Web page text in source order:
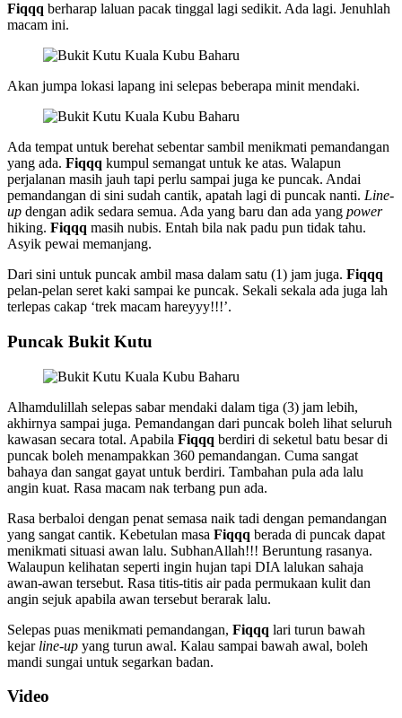
Fiqqq berharap laluan pacak tinggal lagi sedikit. Ada lagi. Jenuhlah
macam ini.
Akan jumpa lokasi lapang ini selepas beberapa minit mendaki.
Ada tempat untuk berehat sebentar sambil menikmati pemandangan
yang ada. Fiqqq kumpul semangat untuk ke atas. Walapun
perjalanan masih jauh tapi perlu sampai juga ke puncak. Andai
pemandangan di sini sudah cantik, apatah lagi di puncak nanti. Line-
up dengan adik sedara semua. Ada yang baru dan ada yang power
hiking. Fiqqq masih nubis. Entah bila nak padu pun tidak tahu.
Asyik pewai memanjang.
Dari sini untuk puncak ambil masa dalam satu (1) jam juga. Fiqqq
pelan-pelan seret kaki sampai ke puncak. Sekali sekala ada juga lah
terlepas cakap ‘trek macam hareyyy!!!’.
Puncak Bukit Kutu
Alhamdulillah selepas sabar mendaki dalam tiga (3) jam lebih,
akhirnya sampai juga. Pemandangan dari puncak boleh lihat seluruh
kawasan secara total. Apabila Fiqqq berdiri di seketul batu besar di
puncak boleh menampakkan 360 pemandangan. Cuma sangat
bahaya dan sangat gayat untuk berdiri. Tambahan pula ada lalu
angin kuat. Rasa macam nak terbang pun ada.
Rasa berbaloi dengan penat semasa naik tadi dengan pemandangan
yang sangat cantik. Kebetulan masa Fiqqq berada di puncak dapat
menikmati situasi awan lalu. SubhanAllah!!! Beruntung rasanya.
Walaupun kelihatan seperti ingin hujan tapi DIA lalukan sahaja
awan-awan tersebut. Rasa titis-titis air pada permukaan kulit dan
angin sejuk apabila awan tersebut berarak lalu.
Selepas puas menikmati pemandangan, Fiqqq lari turun bawah
kejar line-up yang turun awal. Kalau sampai bawah awal, boleh
mandi sungai untuk segarkan badan.
Video